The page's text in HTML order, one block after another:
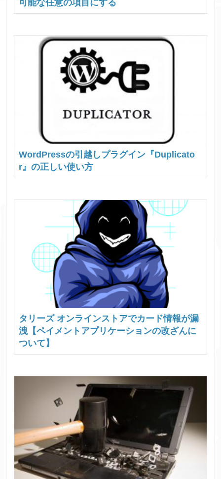
可能な任意の項目にする
WordPressの引越しプラグイン『Duplicato
r』の正しい使い方
タリーズ オンラインストアでカード情報が漏
洩【ペイメントアプリケーションの改ざんに
ついて】